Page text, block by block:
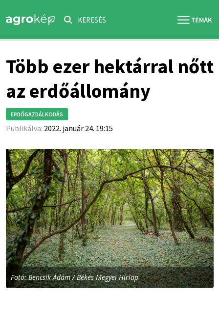
KERESÉS
Több ezer hektárral nőtt
az erdőállomány
ERDŐGAZDÁLKODÁS
Publikálva: 2022. január 24. 19:15
Fotó: Bencsik Ádám / Békés Megyei Hírlap